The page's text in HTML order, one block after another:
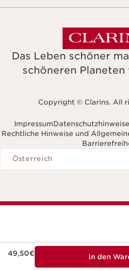
49,50€ In den
Das Leben schöner
schöneren
Copyright © Clarins. All
Impressum
Rechtliche Hinweise und
Navigieren zu
Österreich